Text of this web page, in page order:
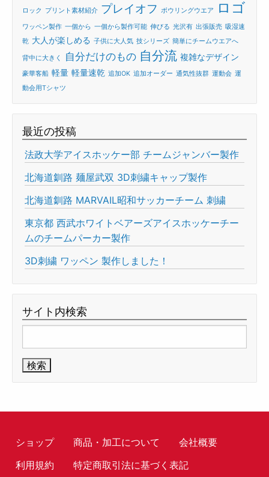
ロック プリント素材紹介 プレイオフ ボウリングウエア ロゴ
ワッペン製作 一個から 一個から製作可能 伸びる 光沢有 出張販売 吸湿速
乾 大人が楽しめる 子供に大人気 技シリーズ 簡単にチームウエアへ
背中に大きく 自分だけのもの 自分流 複雑なデザイン
豪華客船 軽量 軽量速乾 追加OK 追加オーダー 通気性抜群 運動会 運
動会用Tシャツ
最近の投稿
法政大学アイスホッケー部 チームジャンバー製作
北海道釧路 麺屋武双 3D刺繍キャップ製作
北海道釧路 MARVAIL昭和サッカーチーム 刺繍
東京都 西武ホワイトベアーズアイスホッケーチー
ムのチームパーカー製作
3D刺繍 ワッペン 製作しました！
サイト内検索
索:
ショップ 商品・加工について
会社概要
利用規約
特定商取引法に基づく表記